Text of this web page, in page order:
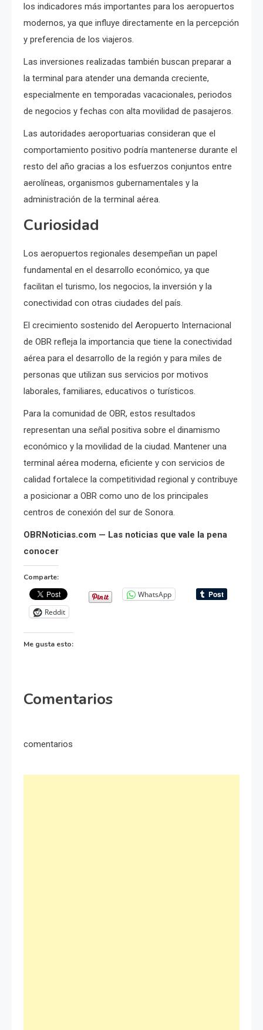
los indicadores más importantes para los aeropuertos
modernos, ya que influye directamente en la percepción
y preferencia de los viajeros.
Las inversiones realizadas también buscan preparar a
la terminal para atender una demanda creciente,
especialmente en temporadas vacacionales, periodos
de negocios y fechas con alta movilidad de pasajeros.
Las autoridades aeroportuarias consideran que el
comportamiento positivo podría mantenerse durante el
resto del año gracias a los esfuerzos conjuntos entre
aerolíneas, organismos gubernamentales y la
administración de la terminal aérea.
Curiosidad
Los aeropuertos regionales desempeñan un papel
fundamental en el desarrollo económico, ya que
facilitan el turismo, los negocios, la inversión y la
conectividad con otras ciudades del país.
El crecimiento sostenido del Aeropuerto Internacional
de OBR refleja la importancia que tiene la conectividad
aérea para el desarrollo de la región y para miles de
personas que utilizan sus servicios por motivos
laborales, familiares, educativos o turísticos.
Para la comunidad de OBR, estos resultados
representan una señal positiva sobre el dinamismo
económico y la movilidad de la ciudad. Mantener una
terminal aérea moderna, eficiente y con servicios de
calidad fortalece la competitividad regional y contribuye
a posicionar a OBR como uno de los principales
centros de conexión del sur de Sonora.
OBRNoticias.com — Las noticias que vale la pena
conocer
Comparte:
WhatsApp
Reddit
Me gusta esto:
Comentarios
comentarios